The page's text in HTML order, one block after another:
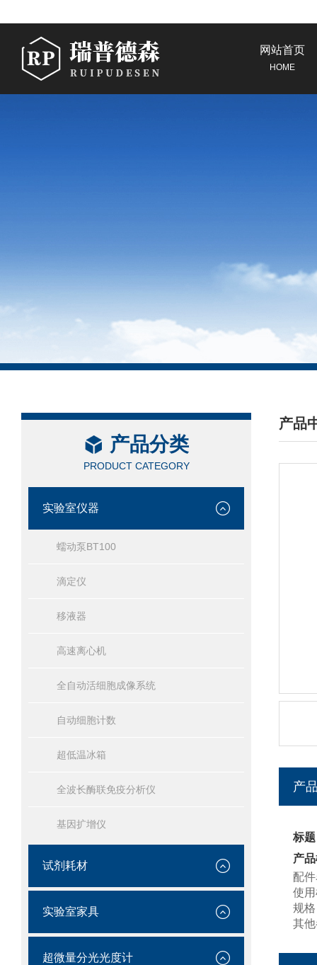
网站首页
HOME
产品分类
PRODUCT CATEGORY
实验室仪器
蠕动泵BT100
滴定仪
移液器
高速离心机
全自动活细胞成像系统
自动细胞计数
超低温冰箱
全波长酶联免疫分析仪
基因扩增仪
试剂耗材
实验室家具
超微量分光光度计
产品
/
产
标
产
配
使
规
其